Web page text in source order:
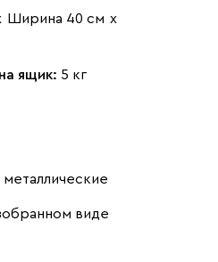
Ширина 40 см х
ящик: 5 кг
металлические
виде